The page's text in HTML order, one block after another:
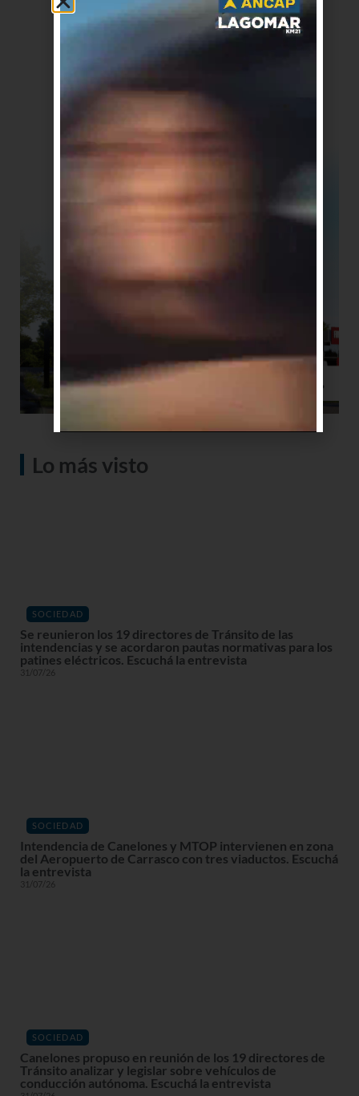
Lo más visto
SOCIEDAD
Se reunieron los 19 directores de Tránsito de las
intendencias y se acordaron pautas normativas para los
patines eléctricos. Escuchá la entrevista
31/07/26
SOCIEDAD
Intendencia de Canelones y MTOP intervienen en zona
del Aeropuerto de Carrasco con tres viaductos. Escuchá
la entrevista
31/07/26
SOCIEDAD
Canelones propuso en reunión de los 19 directores de
Tránsito analizar y legislar sobre vehículos de
conducción autónoma. Escuchá la entrevista